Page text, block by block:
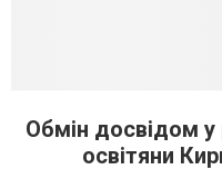
Обмін досвідом
освітяни